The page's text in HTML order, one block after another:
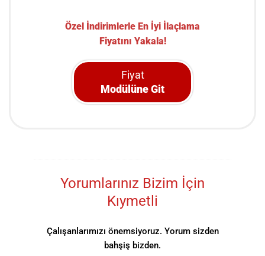
Özel İndirimlerle En İyi İlaçlama
Fiyatını Yakala!
Fiyat
Modülüne Git
Yorumlarınız Bizim İçin
Kıymetli
Çalışanlarımızı önemsiyoruz. Yorum sizden
bahşiş bizden.